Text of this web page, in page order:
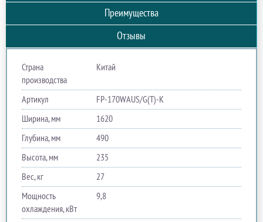
Преимущества
Отзывы
Страна
производства
Китай
Артикул
FP-170WAUS/G(T)-K
Ширина, мм
1620
Глубина, мм
490
Высота, мм
235
Вес, кг
27
Мощность
охлаждения, кВт
9,8